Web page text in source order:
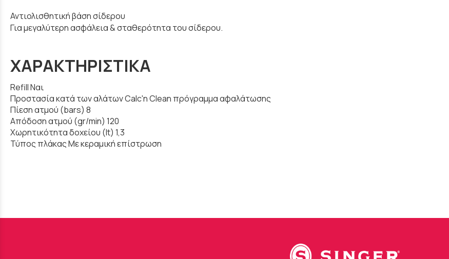
Αντιολισθητική βάση σίδερου
Για μεγαλύτερη ασφάλεια & σταθερότητα του σίδερου.
ΧΑΡΑΚΤΗΡΙΣΤΙΚΑ
Refill Ναι
Προστασία κατά των αλάτων Calc'n Clean πρόγραμμα αφαλάτωσης
Πίεση ατμού (bars) 8
Απόδοση ατμού (gr/min) 120
Χωρητικότητα δοχείου (lt) 1,3
Τύπος πλάκας Με κεραμική επίστρωση